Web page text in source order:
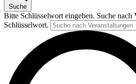
Suche
Bitte Schlüsselwort eingeben. Suche nach
Schlüsselwort.